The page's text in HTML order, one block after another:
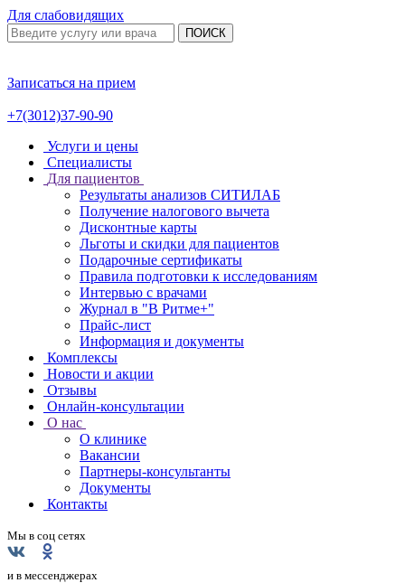
Для слабовидящих
ПОИСК
Записаться на прием
+7(3012)37-90-90
Услуги и цены
Специалисты
Для пациентов
Результаты анализов СИТИЛАБ
Получение налогового вычета
Дисконтные карты
Льготы и скидки для пациентов
Подарочные сертификаты
Правила подготовки к исследованиям
Интервью с врачами
Журнал в "В Ритме+"
Прайс-лист
Информация и документы
Комплексы
Новости и акции
Отзывы
Онлайн-консультации
О нас
О клинике
Вакансии
Партнеры-консультанты
Документы
Контакты
Мы в соц сетях
и в мессенджерах